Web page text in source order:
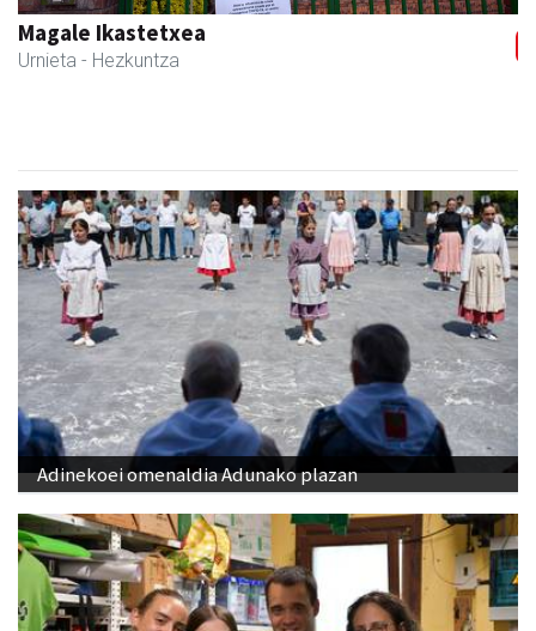
Magale Ikastetxea
Urnieta - Hezkuntza
Adinekoei omenaldia Adunako plazan